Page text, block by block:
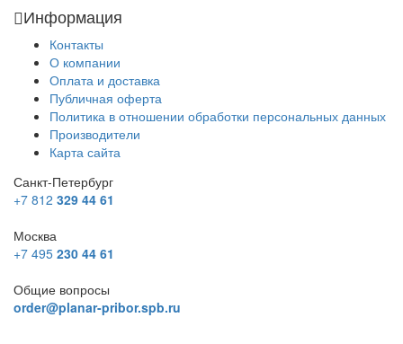
Информация
Контакты
О компании
Оплата и доставка
Публичная оферта
Политика в отношении обработки персональных данных
Производители
Карта сайта
Санкт-Петербург
+7 812 329 44 61
Москва
+7 495 230 44 61
Общие вопросы
order@planar-pribor.spb.ru